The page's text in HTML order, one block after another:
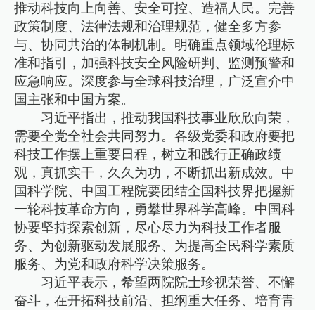
推动科技向上向善、安全可控、造福人民。完善
政策制度、法律法规和治理规范，健全多方参
与、协同共治的体制机制。明确重点领域伦理标
准和指引，加强科技安全风险研判、监测预警和
应急响应。深度参与全球科技治理，广泛宣介中
国主张和中国方案。
习近平指出，推动我国科技事业欣欣向荣，
需要全党全社会共同努力。各级党委和政府要把
科技工作摆上重要日程，树立和践行正确政绩
观，真抓实干，久久为功，不断抓出新成效。中
国科学院、中国工程院要团结全国科技界把握新
一轮科技革命方向，勇攀世界科学高峰。中国科
协要坚持探索创新，尽心尽力为科技工作者服
务、为创新驱动发展服务、为提高全民科学素质
服务、为党和政府科学决策服务。
习近平表示，希望两院院士珍视荣誉、不懈
奋斗，在开拓科技前沿、担纲重大任务、培育青